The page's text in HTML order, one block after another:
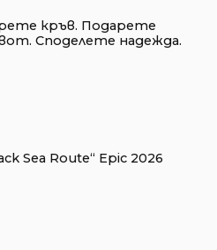
кръв. Подарете
Споделете надежда.
Sea Route“ Epic 2026